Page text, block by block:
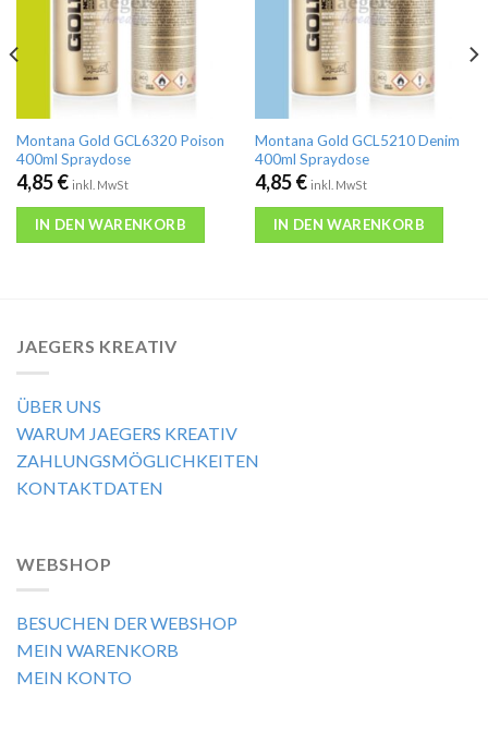
Montana Gold GCL6320 Poison
400ml Spraydose
4,85€ inkl. MwSt
IN DEN WARENKORB
Montana Gold GCL5210 Denim
400ml Spraydose
4,85€ inkl. MwSt
IN DEN WARENKORB
JAEGERS KREATIV
ÜBER UNS
WARUM JAEGERS KREATIV
ZAHLUNGSMÖGLICHKEITEN
KONTAKTDATEN
WEBSHOP
BESUCHEN DER WEBSHOP
MEIN WARENKORB
MEIN KONTO